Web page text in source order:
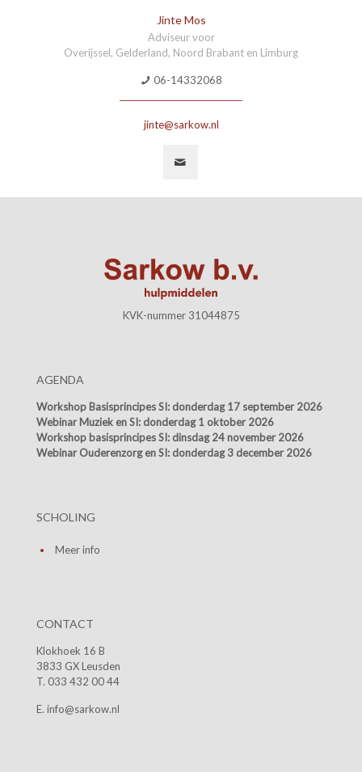
Jinte Mos
Adviseur voor
Overijssel, Gelderland, Noord Brabant en Limburg
06-14332068
jinte@sarkow.nl
KVK-nummer 31044875
AGENDA
Workshop Basisprincipes SI: donderdag 17 september 2026
Webinar Muziek en SI: donderdag 1 oktober 2026
Workshop basisprincipes SI: dinsdag 24 november 2026
Webinar Ouderenzorg en SI: donderdag 3 december 2026
SCHOLING
Meer info
CONTACT
Klokhoek 16 B
3833 GX Leusden
T. 033 432 00 44
E. info@sarkow.nl